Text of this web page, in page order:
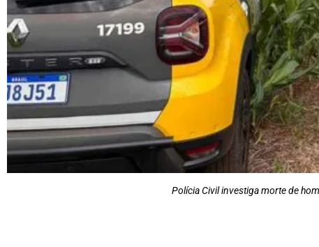
Polícia Civil investiga morte de